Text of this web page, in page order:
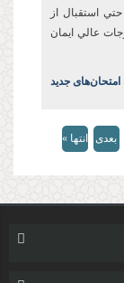
استقبال از
عالي ايمان
امتحان‌های جدید
بعدی انتها »